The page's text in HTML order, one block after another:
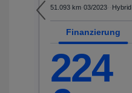
51.093 km 03/2023 Hybrid
Finanzierung
224